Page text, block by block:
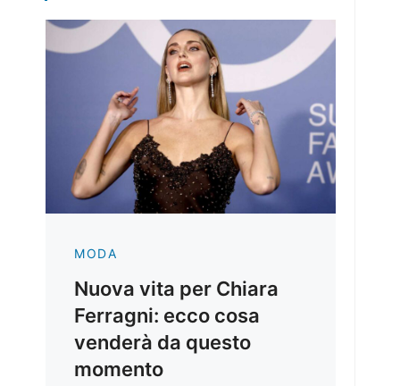
MODA
Nuova vita per Chiara
Ferragni: ecco cosa
venderà da questo
momento